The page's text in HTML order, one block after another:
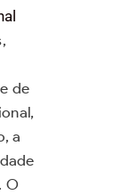
de
a
O